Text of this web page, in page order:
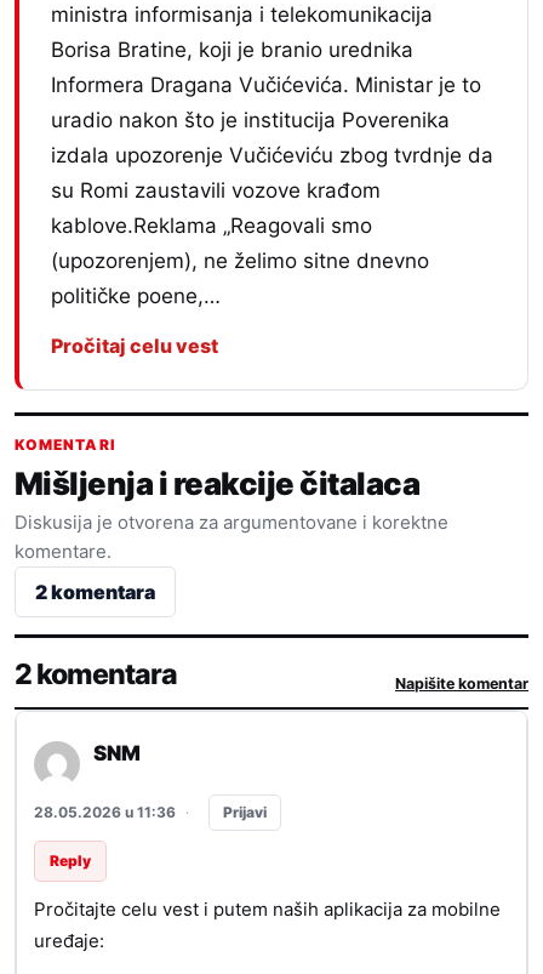
ministra informisanja i telekomunikacija
Borisa Bratine, koji je branio urednika
Informera Dragana Vučićevića. Ministar je to
uradio nakon što je institucija Poverenika
izdala upozorenje Vučićeviću zbog tvrdnje da
su Romi zaustavili vozove krađom
kablove.Reklama „Reagovali smo
(upozorenjem), ne želimo sitne dnevno
političke poene,…
Pročitaj celu vest
KOMENTARI
Mišljenja i reakcije čitalaca
Diskusija je otvorena za argumentovane i korektne
komentare.
2 komentara
2 komentara Napišite komentar
SNM
28.05.2026 u 11:36 · Prijavi
Reply
Pročitajte celu vest i putem naših aplikacija za mobilne
uređaje: